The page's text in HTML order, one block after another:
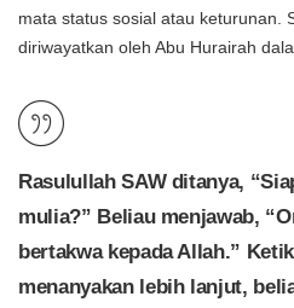
mata status sosial atau keturunan.
diriwayatkan oleh Abu Hurairah
Rasulullah SAW ditanya,
mulia?” Beliau menjawab,
bertakwa kepada Allah.”
menanyakan lebih lanjut,